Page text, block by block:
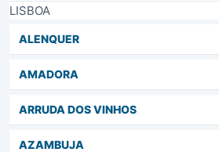
LISBOA
ALENQUER
AMADORA
ARRUDA DOS VINHOS
AZAMBUJA